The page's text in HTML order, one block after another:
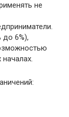
не
до 6%),